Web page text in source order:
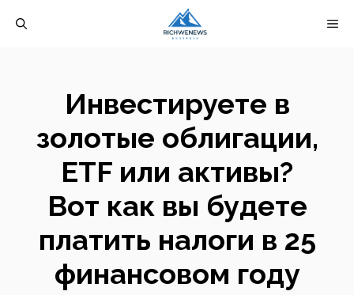
Инвестируете в
золотые облигации,
ETF или активы?
Вот как вы будете
платить налоги в 25
финансовом году